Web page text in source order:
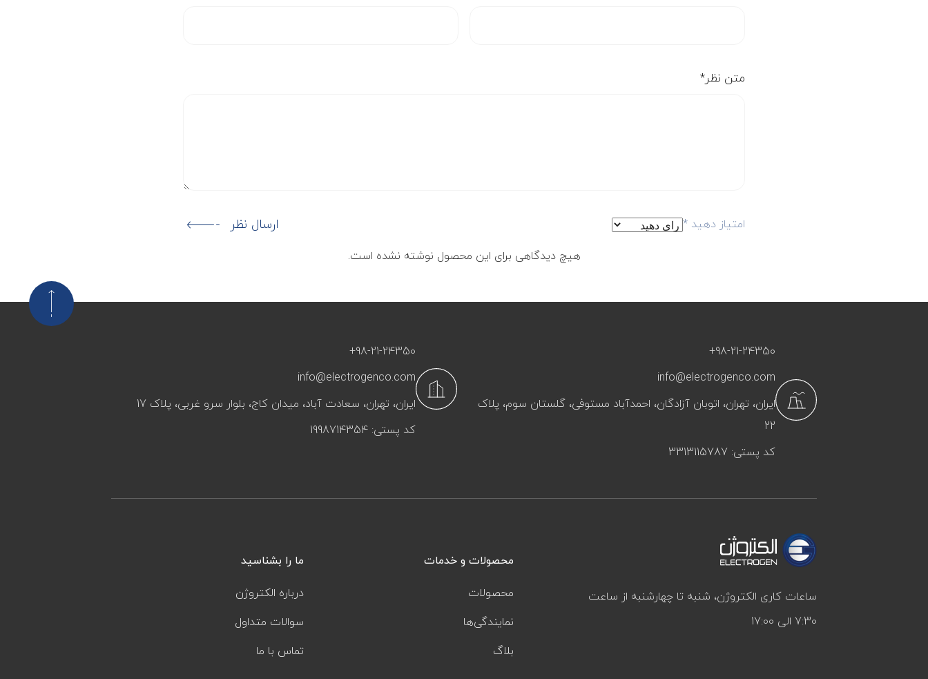
متن نظر*
امتیاز دهید* ارسال نظر
هیچ دیدگاهی برای این محصول نوشته نشده است.
+98-21-24350
info@electrogenco.com
ایران، تهران، اتوبان آزادگان، احمدآباد مستوفی، گلستان سوم، پلاک
22
کد پستی: 3313115787
+98-21-24350
info@electrogenco.com
ایران، تهران، سعادت‌ آباد، میدان کاج، بلوار سرو غربی، پلاک 17
کد پستی: 1998714354
ساعات کاری الکتروژن، شنبه تا چهارشنبه از ساعت
7:30 الی 17:00
محصولات و خدمات
محصولات
نمایندگی‌ها
بلاگ
ما را بشناسید
درباره الکتروژن
سوالات متداول
تماس با ما